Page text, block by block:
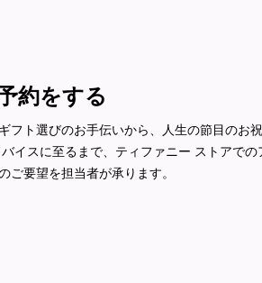
約をする
フト選びのお手伝いから、人生の節目のお
イスに至るまで、ティファニー ストアでの
ご要望を担当者が承ります。